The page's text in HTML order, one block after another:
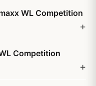
WL Competition
Competition